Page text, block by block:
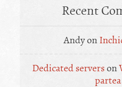
Recent
Andyon
Dedicated servers on
partea